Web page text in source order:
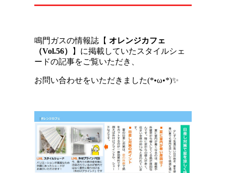
鳴門ガスの情報誌【 オレンジカフェ
（Vol.56）
】に掲載していたスタイルシェ
ードの記事をご覧いただき、
お問い合わせをいただきました(*•ω•*)✨